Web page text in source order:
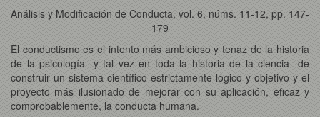
Análisis y Modificación de Conducta, vol. 6, núms. 11-12, pp. 147-
179
El conductismo es el intento más ambicioso y tenaz de la historia
de la psicología -y tal vez en toda la historia de la ciencia- de
construir un sistema científico estrictamente lógico y objetivo y el
proyecto más ilusionado de mejorar con su aplicación, eficaz y
comprobablemente, la conducta humana.